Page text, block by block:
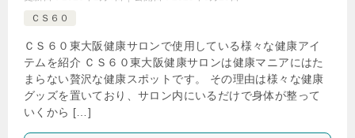
ＣＳ６０
ＣＳ６０東大阪健康サロンで使用している様々な健康アイ
テムを紹介 ＣＳ６０東大阪健康サロンは健康マニアにはた
まらない贅沢な健康スポットです。 その理由は様々な健康
グッズを置いており、サロン内にいるだけで身体が整って
いくから […]